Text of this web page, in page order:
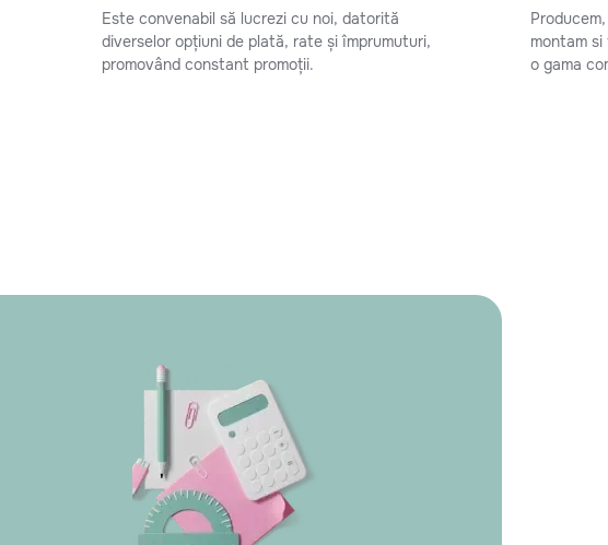
Este convenabil să lucrezi cu noi, datorită
diverselor opțiuni de plată, rate și împrumuturi,
promovând constant promoții.
montam
o gama